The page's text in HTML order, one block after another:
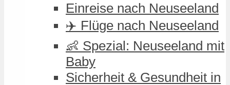
Einreise nach Neuseeland
✈️ Flüge nach Neuseeland
👶 Spezial: Neuseeland mit
Baby
Sicherheit & Gesundheit in